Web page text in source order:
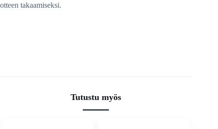
otteen takaamiseksi.
Tutustu myös